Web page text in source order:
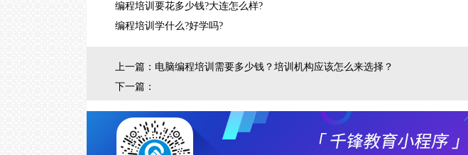
编程培训要花多少钱?大连怎么样?
编程培训学什么?好学吗?
上一篇： 电脑编程培训需要多少钱？培训机构应该怎么来选择？
下一篇：